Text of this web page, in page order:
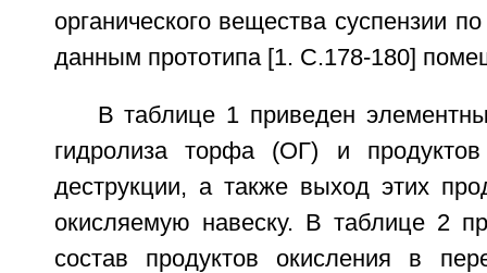
органического вещества суспензии
данным прототипа [1. С.178-180]
В таблице 1 приведен
гидролиза торфа (ОГ) и продуктов
деструкции, а также выход этих
окисляемую навеску. В таблице 2
состав продуктов окисления в